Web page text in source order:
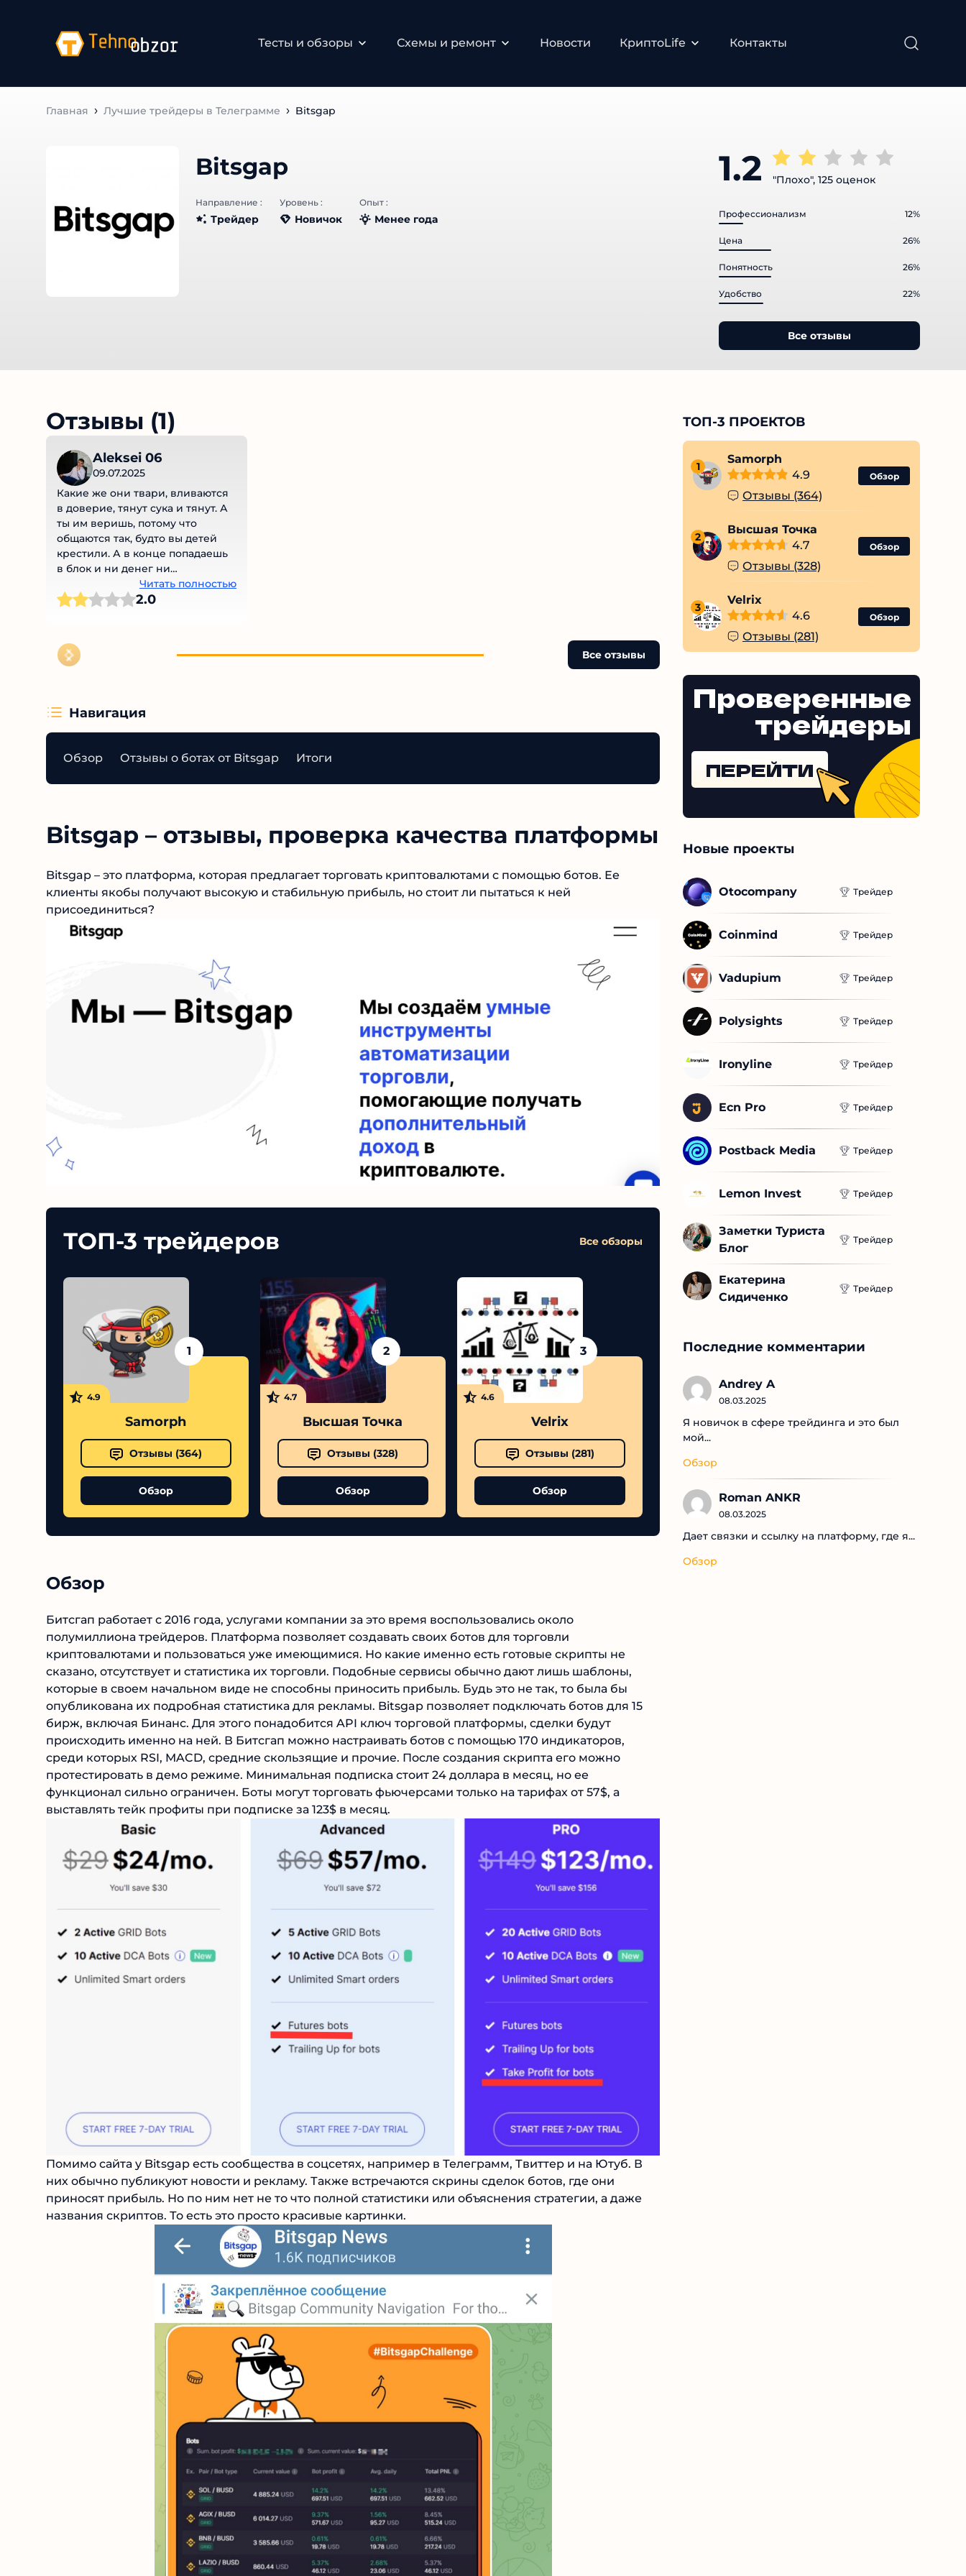
Тесты и обзоры Схемы и ремонт Новости КриптоLife Контакты
Главная Лучшие трейдеры в Телеграмме Bitsgap
Bitsgap
Направление :
Трейдер
Уровень :
Новичок
Опыт :
Менее года
1.2 "Плохо", 125 оценок
Профессионализм 12%
Цена 26%
Понятность 26%
Удобство 22%
Все отзывы
Отзывы (1)
Aleksei 06
09.07.2025
Какие же они твари, вливаются
в доверие, тянут сука и тянут. А
ты им веришь, потому что
общаются так, будто вы детей
крестили. А в конце попадаешь
в блок и ни денег ни
вымышленного кума нет. Я прям
разочарован.
Читать полностью
2.0
Все отзывы
Навигация
Обзор Отзывы о ботах от Bitsgap Итоги
Bitsgap – отзывы, проверка качества платформы
Bitsgap – это платформа, которая предлагает торговать криптовалютами с помощью ботов. Ее
клиенты якобы получают высокую и стабильную прибыль, но стоит ли пытаться к ней
присоединиться?
ТОП-3 трейдеров Все обзоры
1
4.9
Samorph
Отзывы (364)
Обзор
2
4.7
Высшая Точка
Отзывы (328)
Обзор
3
4.6
Velrix
Отзывы (281)
Обзор
Обзор
Битсгап работает с 2016 года, услугами компании за это время воспользовались около
полумиллиона трейдеров. Платформа позволяет создавать своих ботов для торговли
криптовалютами и пользоваться уже имеющимися. Но какие именно есть готовые скрипты не
сказано, отсутствует и статистика их торговли. Подобные сервисы обычно дают лишь шаблоны,
которые в своем начальном виде не способны приносить прибыль. Будь это не так, то была бы
опубликована их подробная статистика для рекламы. Bitsgap позволяет подключать ботов для 15
бирж, включая Бинанс. Для этого понадобится API ключ торговой платформы, сделки будут
происходить именно на ней. В Битсгап можно настраивать ботов с помощью 170 индикаторов,
среди которых RSI, MACD, средние скользящие и прочие. После создания скрипта его можно
протестировать в демо режиме. Минимальная подписка стоит 24 доллара в месяц, но ее
функционал сильно ограничен. Боты могут торговать фьючерсами только на тарифах от 57$, а
выставлять тейк профиты при подписке за 123$ в месяц.
Помимо сайта у Bitsgap есть сообщества в соцсетях, например в Телеграмм, Твиттер и на Ютуб. В
них обычно публикуют новости и рекламу. Также встречаются скрины сделок ботов, где они
приносят прибыль. Но по ним нет не то что полной статистики или объяснения стратегии, а даже
названия скриптов. То есть это просто красивые картинки.
ТОП-3 ПРОЕКТОВ
1
Samorph
4.9
Отзывы (364)
Обзор
2
Высшая Точка
4.7
Отзывы (328)
Обзор
3
Velrix
4.6
Отзывы (281)
Обзор
Проверенные
трейдеры
ПЕРЕЙТИ
Новые проекты
Otocompany Трейдер
Coinmind Трейдер
Vadupium Трейдер
Polysights Трейдер
Ironyline Трейдер
Ecn Pro Трейдер
Postback Media Трейдер
Lemon Invest Трейдер
Заметки Туриста
Блог
Трейдер
Екатерина
Сидиченко
Трейдер
Последние комментарии
Andrey A
08.03.2025
Я новичок в сфере трейдинга и это был
мой...
Обзор
Roman ANKR
08.03.2025
Дает связки и ссылку на платформу, где я...
Обзор